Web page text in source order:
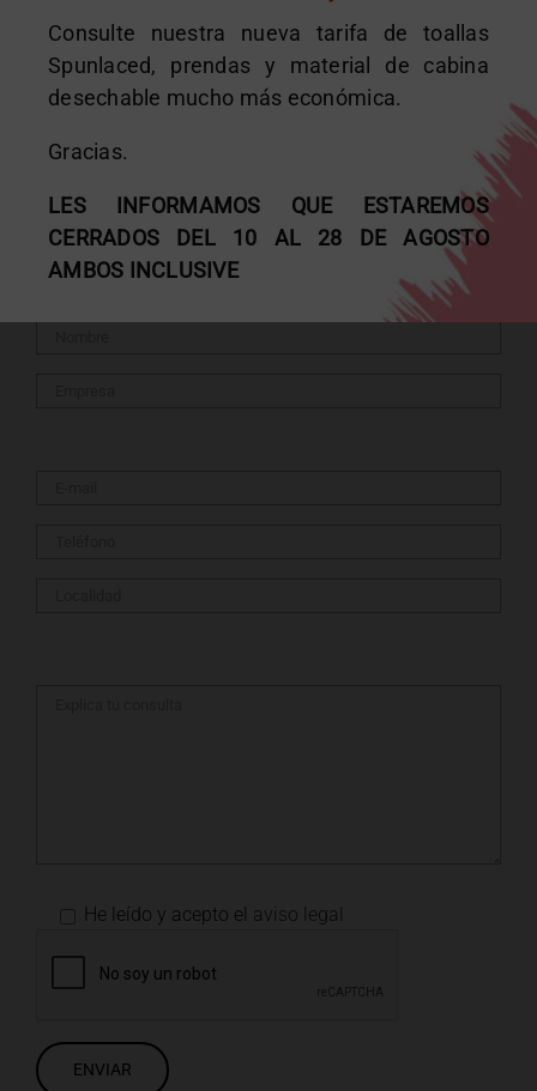
Papel camilla bicapa tissue: la opción más suave
Gestión y reciclaje de consumibles
Mitos sobre la depilación con cera en cabina
Formulario
He leído y acepto el aviso legal
Consulte nuestra nueva tarifa de toallas
Spunlaced, prendas y material de cabina
desechable mucho más económica.
Gracias.
LES INFORMAMOS QUE ESTAREMOS
CERRADOS DEL 10 AL 28 DE AGOSTO
AMBOS INCLUSIVE